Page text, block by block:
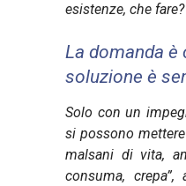
esistenze, che fare?
La domanda è
soluzione è
Solo con un
si possono
malsani di vita,
consuma,